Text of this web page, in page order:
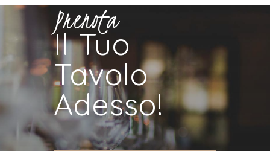
Prenota
Il Tuo
Tavolo
Adesso!